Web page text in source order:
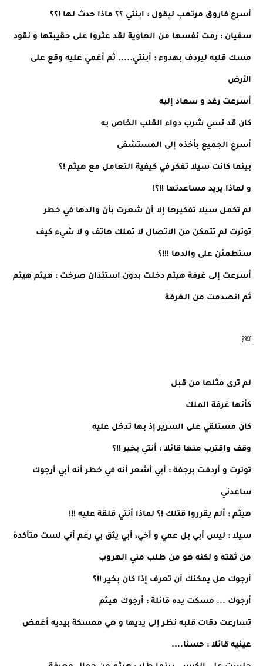
أسرع فاروق مرتعب ليقول : ابنتي ؟؟ ماذا حدث لها !؟؟
سفيان : رمت نفسها من الهاوية لقد عثروا على حقيبتها و نقود
مسك قلبه ليردف بهدوء : أبنتي..... ثم أغمي عليه وقع على
الأرض
أسرعت رغد و سعاد إليه
كان قد نسي شرب دواء القلب الخاص به
أسرع الجميع بأخذه إلى المستشفى
بينما كانت سيلا تفكر في كيفية التعامل مع هيثم !؟
و لماذا يريد مساعدتها !!؟!
لم تكمل سيلا تفكيرها إلا أن شعرت بأن والدها في خطر
توترت لم تتمكن من الاتصال لا تملك هاتف و لا شيء كيف
ستطمئن على والدها !!!؟
أسرعت إلى غرفة هيثم دخلت بدون استئذان صرخت : هيثم هيثم
ثم انصدمت من الغرفة
￼
لم ترى مثلها من قبل
كأنها غرفة الملك
كان مستلقي على السرير إذ بها تدخل عليه
وقف واقترب منها قائلا : أنتي بخير !!؟
توترت و أردفت برجفة : أبي أشعر أنه في خطر أنه أبي أرجوك
ساعدني
هيثم : ألم يقرروا قتلك !؟ لماذا أنتي قلقة عليه !!!
سيلا : ليس أبي بل عمي و أخي، أبي يثق بي رغم أني لست متأكدة
من ثقته و لكنه هو من طلب مني الهروب
أرجوك هل يمكنك أن تعرف إذا كان بخير !!؟
أرجوك ... مسكت يده قائلة : أرجوك هيثم
تسارعت دقات قلبه نظر إلى يديها و هي ممسكة بيديه أغمض
عينيه قائلا : حسنا....